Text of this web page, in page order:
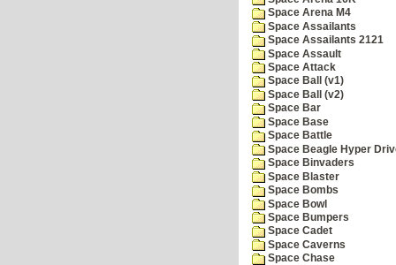
Space Arena M4
Space Assailants
Space Assailants 2121
Space Assault
Space Attack
Space Ball (v1)
Space Ball (v2)
Space Bar
Space Base
Space Battle
Space Beagle Hyper
Space Binvaders
Space Blaster
Space Bombs
Space Bowl
Space Bumpers
Space Cadet
Space Caverns
Space Chase